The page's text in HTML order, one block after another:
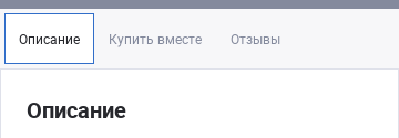
Описание Купить вместе Отзывы
Описание